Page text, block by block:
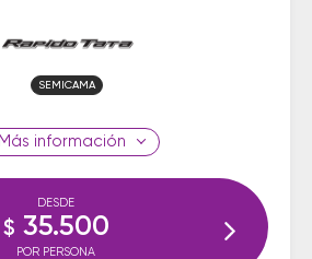
SEMICAMA
información
DESDE
$ 35.500
POR PERSONA